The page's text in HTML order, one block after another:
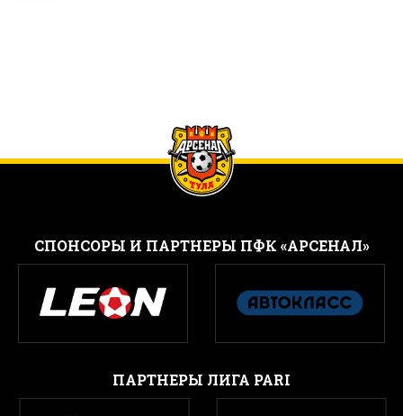
CПОНСОРЫ И ПАРТНЕРЫ ПФК «АРСЕНАЛ»
ПАРТНЕРЫ ЛИГА PARI